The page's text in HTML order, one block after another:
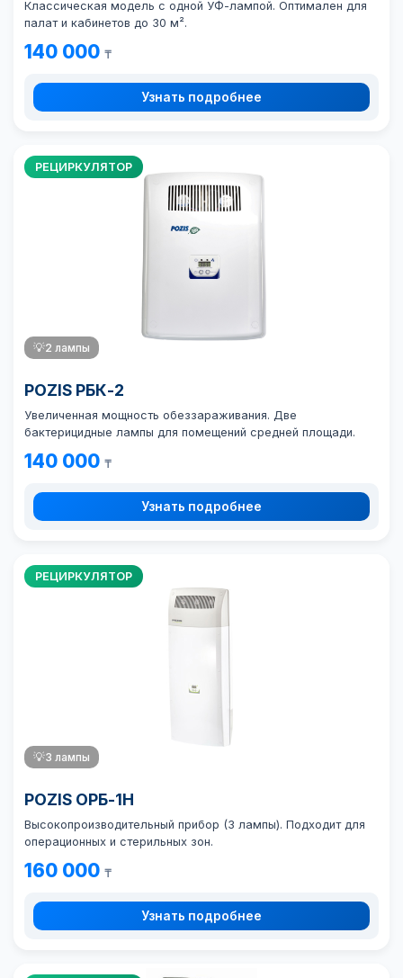
Классическая модель с одной УФ-лампой. Оптимален для
палат и кабинетов до 30 м².
140 000 ₸
Узнать подробнее
РЕЦИРКУЛЯТОР
💡2 лампы
POZIS РБК-2
Увеличенная мощность обеззараживания. Две
бактерицидные лампы для помещений средней площади.
140 000 ₸
Узнать подробнее
РЕЦИРКУЛЯТОР
💡3 лампы
POZIS ОРБ-1Н
Высокопроизводительный прибор (3 лампы). Подходит для
операционных и стерильных зон.
160 000 ₸
Узнать подробнее